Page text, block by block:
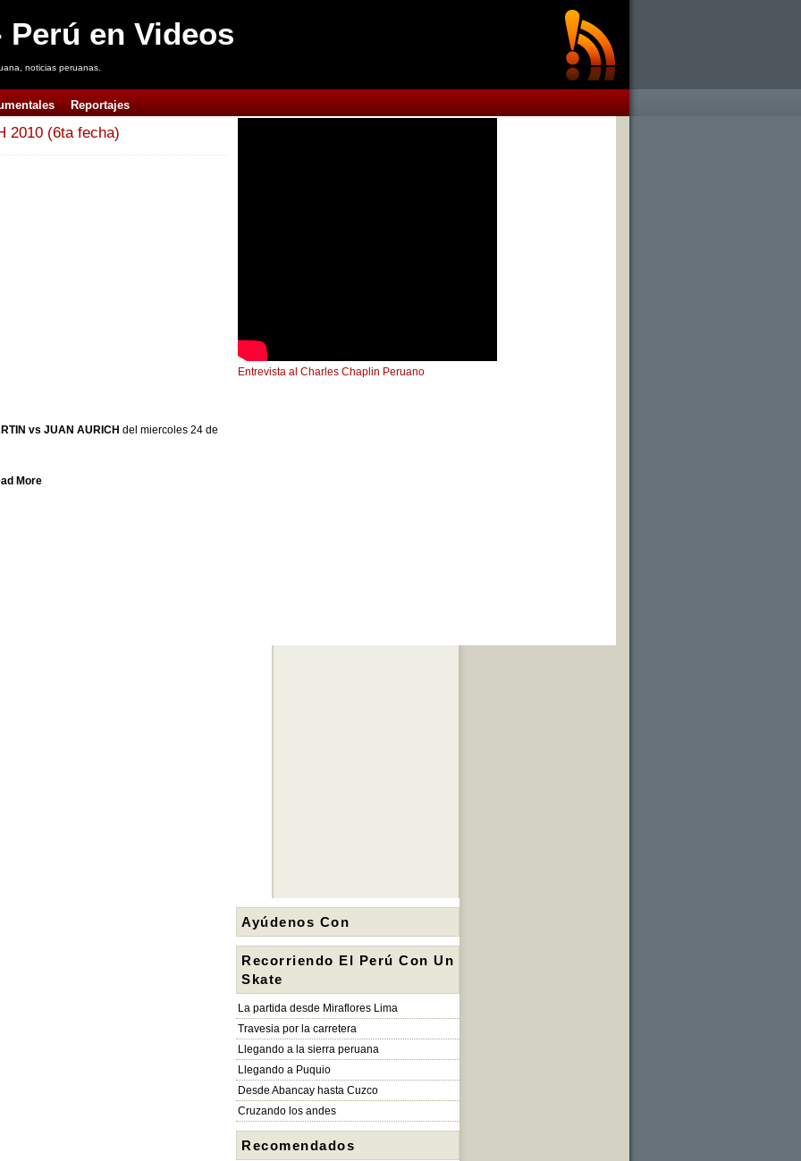
en Videos
noticias peruanas.
Reportajes
2010 (6ta fecha)
vs JUAN AURICH del miercoles 24 de
More
Entrevista al Charles Chaplin Peruano
Ayúdenos Con
Recorriendo El Perú Con Un
Skate
La partida desde Miraflores Lima
Travesia por la carretera
Llegando a la sierra peruana
Llegando a Puquio
Desde Abancay hasta Cuzco
Cruzando los andes
Recomendados